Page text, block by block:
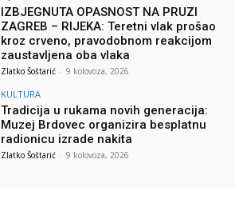
IZBJEGNUTA OPASNOST NA PRUZI
ZAGREB – RIJEKA: Teretni vlak prošao
kroz crveno, pravodobnom reakcijom
zaustavljena oba vlaka
Zlatko Šoštarić - 9 kolovoza, 2026
KULTURA
Tradicija u rukama novih generacija:
Muzej Brdovec organizira besplatnu
radionicu izrade nakita
Zlatko Šoštarić - 9 kolovoza, 2026